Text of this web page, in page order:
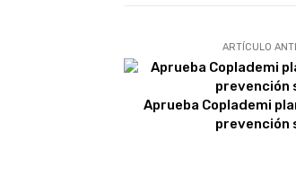
ARTÍCULO
Aprueba Coplademi
prevención